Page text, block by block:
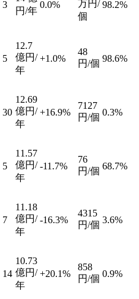
3
円/年
0.0%
万円/
個
98.2%
5
12.7
億円/
年
+1.0%
48
円/個 98.6%
30
12.69
億円/
年
+16.9%
7127
円/個 0.3%
5
11.57
億円/
年
-11.7%
76
円/個 68.7%
7
11.18
億円/
年
-16.3%
4315
円/個 3.6%
14
10.73
億円/
年
+20.1%
858
円/個 0.9%